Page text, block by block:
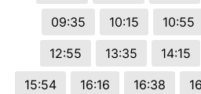
09:35
10:15 10:55
12:55
13:35 14:15
15:54
16:16 16:38